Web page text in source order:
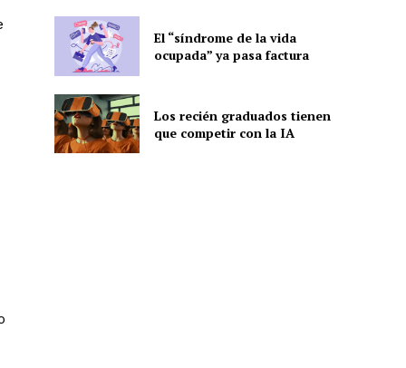
El “síndrome de la vida
ocupada” ya pasa factura
Los recién graduados tienen
que competir con la IA